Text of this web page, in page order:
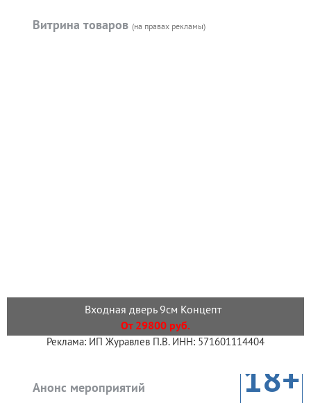
Витрина товаров (на правах рекламы)
Входная дверь 9см Концепт
От 29800 руб.
Реклама: ИП Журавлев П.В. ИНН: 571601114404
Анонс мероприятий 18+